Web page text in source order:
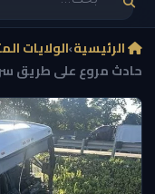
الرئيسية›الولايات
حادث مروع على طريق